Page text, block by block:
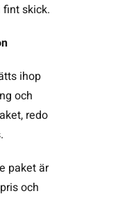
skick.
ihop
och
redo
paket är
och